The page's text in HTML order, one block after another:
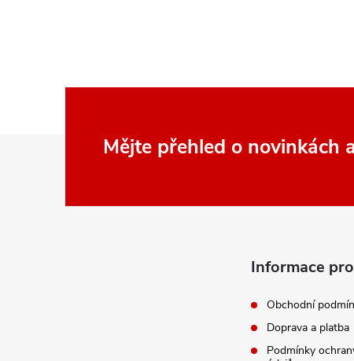
Mějte přehled o novinkách
Informace
Obchodní
Doprava a platba
Podmínky